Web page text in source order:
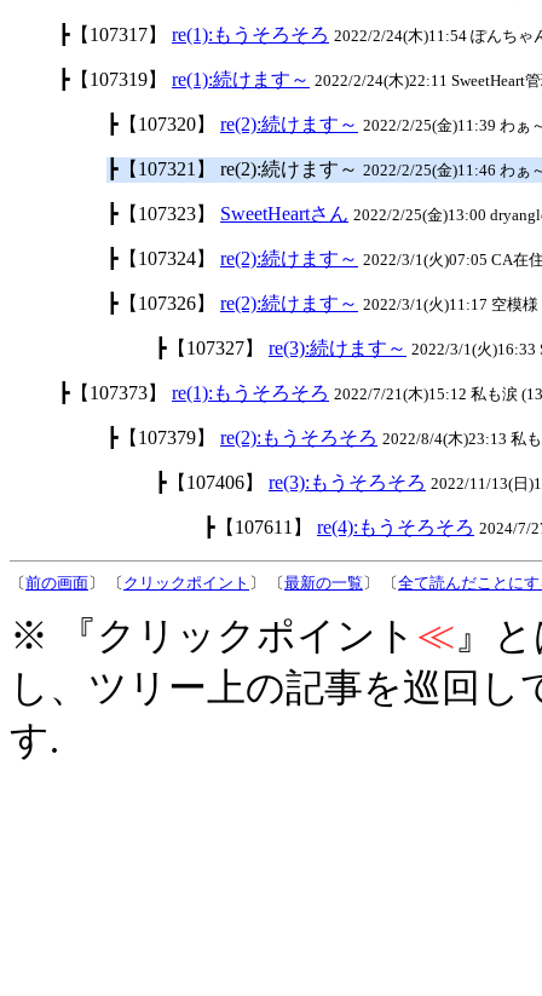
┣【107317】 re(1):もうそろそろ 2022/2/24(木)11:54 ぽんちゃ
┣【107319】 re(1):続けます～ 2022/2/24(木)22:11 SweetHeart
┣【107320】 re(2):続けます～ 2022/2/25(金)11:39 わぁ
┣【107321】 re(2):続けます～ 2022/2/25(金)11:46 わぁ
┣【107323】 SweetHeartさん 2022/2/25(金)13:00
┣【107324】 re(2):続けます～ 2022/3/1(火)07:05 CA在
┣【107326】 re(2):続けます～ 2022/3/1(火)11:17 空模様
┣【107327】 re(3):続けます～ 2022/3/1(火)16:33
┣【107373】 re(1):もうそろそろ 2022/7/21(木)15:12 私も涙
┣【107379】 re(2):もうそろそろ 2022/8/4(木)23:13 私
┣【107406】 re(3):もうそろそろ 2022/11/13(日
┣【107611】 re(4):もうそろそろ 2024/7/
〔前の画面〕 〔 クリックポイント 〕 〔最新の一覧 〕 〔全て読んだことに
※ 『クリックポイント ≪』
し、ツリー上の記事を巡回
す.